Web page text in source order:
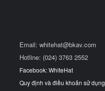
Email: whitehat@bkav.com
Hotline: (024) 3763 2552
Facebook: WhiteHat
Quy định và điều khoản sử dụng